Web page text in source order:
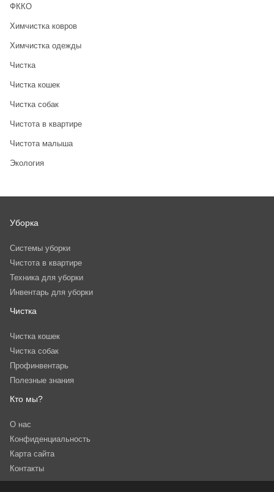
ФККО
Химчистка ковров
Химчистка одежды
Чистка
Чистка кошек
Чистка собак
Чистота в квартире
Чистота малыша
Экология
Уборка
Системы уборки
Чистота в квартире
Техника для уборки
Инвентарь для уборки
Чистка
Чистка кошек
Чистка собак
Профинвентарь
Полезные знания
Кто мы?
О нас
Конфиденциальность
Карта сайта
Контакты